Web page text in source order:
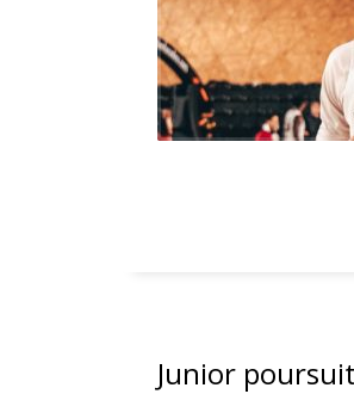
Junior